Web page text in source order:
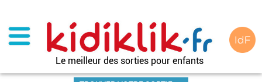
contenu
principal
Le meilleur des sorties pour enfants